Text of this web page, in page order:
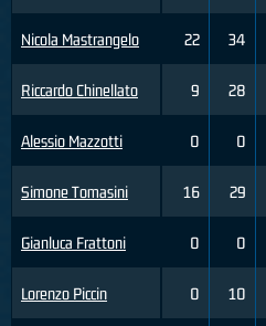
Nicola Mastrangelo
Riccardo Chinellato
Alessio Mazzotti
Simone Tomasini
Gianluca Frattoni
Lorenzo Piccin
22 34
9 28
0 0
16 29
0 0
0 10